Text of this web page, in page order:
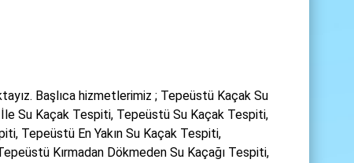
Başlıca hizmetlerimiz ; Tepeüstü Kaçak Su
Su Kaçak Tespiti, Tepeüstü Su Kaçak Tespiti,
Tepeüstü En Yakın Su Kaçak Tespiti,
Kırmadan Dökmeden Su Kaçağı Tespiti,